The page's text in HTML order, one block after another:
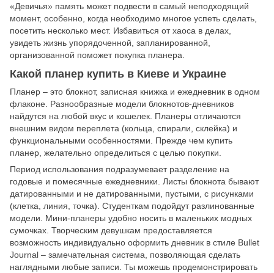
«Девичья» память может подвести в самый неподходящий
момент, особенно, когда необходимо многое успеть сделать,
посетить несколько мест. Избавиться от хаоса в делах,
увидеть жизнь упорядоченной, запланированной,
организованной поможет покупка планера.
Какой планер купить в Киеве и Украине
Планер – это блокнот, записная книжка и ежедневник в одном
флаконе. Разнообразные модели блокнотов-дневников
найдутся на любой вкус и кошелек. Планеры отличаются
внешним видом переплета (кольца, спирали, склейка) и
функциональными особенностями. Прежде чем купить
планер, желательно определиться с целью покупки.
Период использования подразумевает разделение на
годовые и помесячные ежедневники. Листы блокнота бывают
датированными и не датированными, пустыми, с рисунками
(клетка, линия, точка). Студенткам подойдут разлинованные
модели. Мини-планеры удобно носить в маленьких модных
сумочках. Творческим девушкам предоставляется
возможность индивидуально оформить дневник в стиле Bullet
Journal – замечательная система, позволяющая сделать
наглядными любые записи. Ты можешь продемонстрировать